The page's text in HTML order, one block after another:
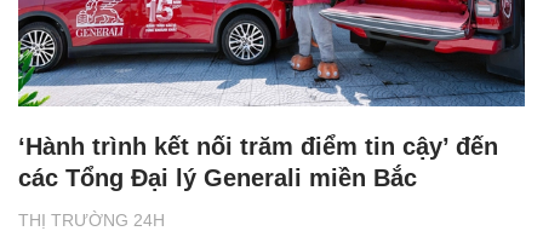
THỊ TRƯỜNG 24H
‘Hành trình kết nối trăm điểm tin cậy’ đến
các Tổng Đại lý Generali miền Bắc